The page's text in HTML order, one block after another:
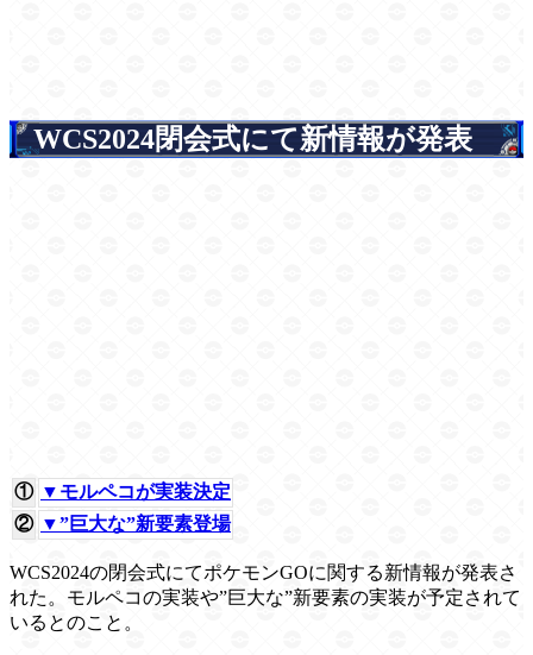
WCS2024閉会式にて新情報が発表
① ▼モルペコが実装決定
② ▼”巨大な”新要素登場
WCS2024の閉会式にてポケモンGOに関する新情報が発表さ
れた。モルペコの実装や”巨大な”新要素の実装が予定されて
いるとのこと。